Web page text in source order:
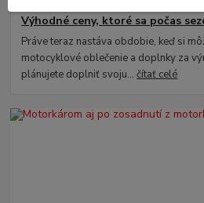
Výhodné ceny, ktoré sa počas
Práve teraz nastáva obdobie, keď si
motocyklové oblečenie a doplnky za
plánujete doplniť svoju...čítať celé